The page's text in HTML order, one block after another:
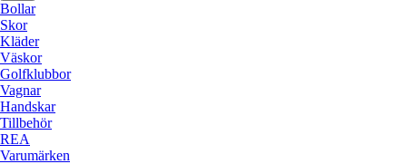
Bollar
Skor
Kläder
Väskor
Golfklubbor
Vagnar
Handskar
Tillbehör
REA
Varumärken